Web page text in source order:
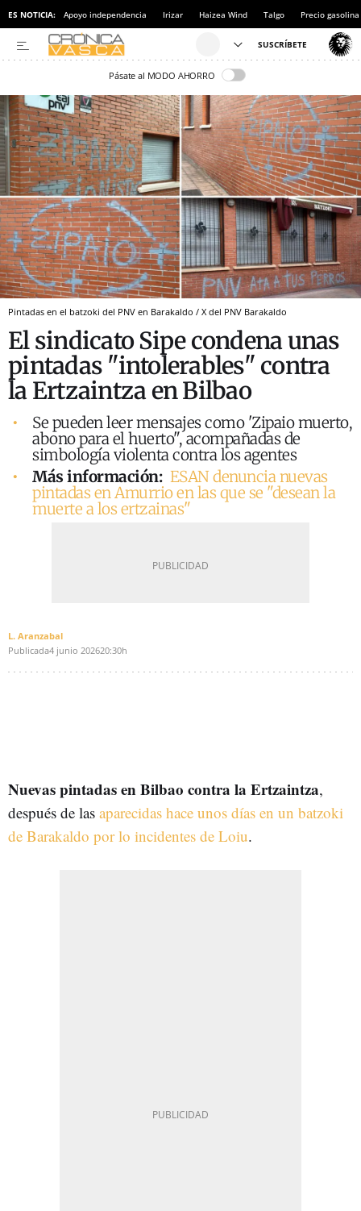
ES NOTICIA: Apoyo independencia Irizar Haizea Wind Talgo Precio gasolina
Pásate al MODO AHORRO
Pintadas en el batzoki del PNV en Barakaldo / X del PNV Barakaldo
El sindicato Sipe condena unas
pintadas "intolerables" contra
la Ertzaintza en Bilbao
Se pueden leer mensajes como 'Zipaio muerto,
abono para el huerto", acompañadas de
simbología violenta contra los agentes
Más información: ESAN denuncia nuevas
pintadas en Amurrio en las que se "desean la
muerte a los ertzainas"
L. Aranzabal
Publicada4 junio 202620:30h
Nuevas pintadas en Bilbao contra la Ertzaintza,
después de las aparecidas hace unos días en un batzoki
de Barakaldo por lo incidentes de Loiu.